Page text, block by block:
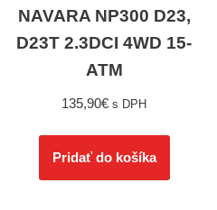
NAVARA NP300 D23,
D23T 2.3DCI 4WD 15-
ATM
135,90€ s DPH
Pridať do košíka